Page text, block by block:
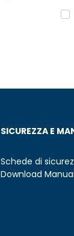
SICUREZZA E
Schede di
Download